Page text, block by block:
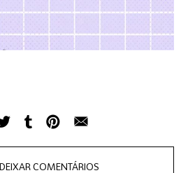
DEIXAR COMENTÁRIOS